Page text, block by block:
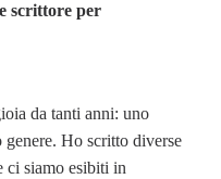
scrittore per
da tanti anni: uno
genere. Ho scritto diverse
ci siamo esibiti in